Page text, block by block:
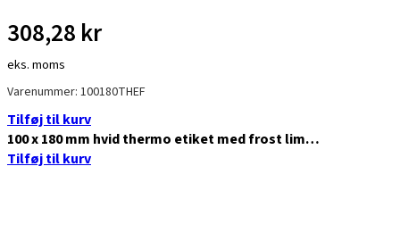
308,28 kr
eks. moms
Varenummer: 100180THEF
Tilføj til kurv
100 x 180 mm hvid thermo etiket med frost lim…
Tilføj til kurv